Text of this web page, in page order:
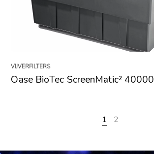
VIJVERFILTERS
Oase BioTec ScreenMatic² 40000
1 2